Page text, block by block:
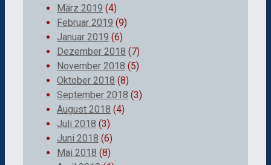
März 2019 (4)
Februar 2019 (9)
Januar 2019 (6)
Dezember 2018 (7)
November 2018 (5)
Oktober 2018 (8)
September 2018 (3)
August 2018 (4)
Juli 2018 (3)
Juni 2018 (6)
Mai 2018 (8)